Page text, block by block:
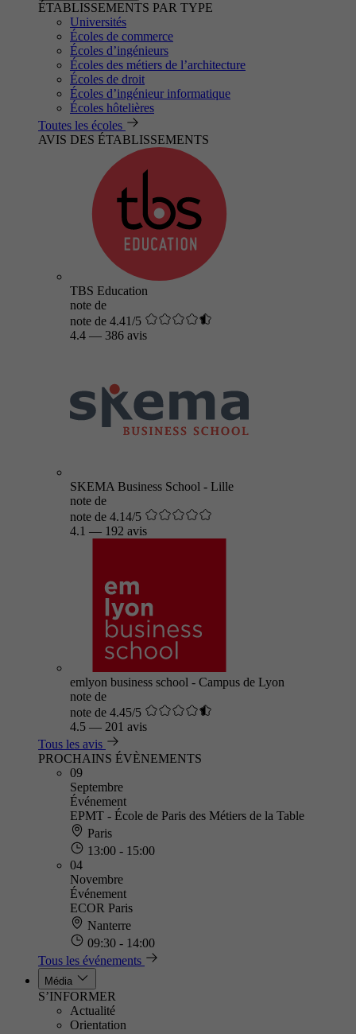
ÉTABLISSEMENTS PAR TYPE
Universités
Écoles de commerce
Écoles d’ingénieurs
Écoles des métiers de l’architecture
Écoles de droit
Écoles d’ingénieur informatique
Écoles hôtelières
Toutes les écoles
AVIS DES ÉTABLISSEMENTS
TBS Education
note de
note de 4.41/5
4.4 — 386 avis
SKEMA Business School - Lille
note de
note de 4.14/5
4.1 — 192 avis
emlyon business school - Campus de Lyon
note de
note de 4.45/5
4.5 — 201 avis
Tous les avis
PROCHAINS ÉVÈNEMENTS
09
Septembre
Événement
EPMT - École de Paris des Métiers de la Table
Paris
13:00 - 15:00
04
Novembre
Événement
ECOR Paris
Nanterre
09:30 - 14:00
Tous les événements
Média
S’INFORMER
Actualité
Orientation